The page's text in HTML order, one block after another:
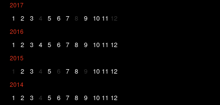
2017
1 2 3 4 5 6 7 8 9 10 11 12
2016
1 2 3 4 5 6 7 8 9 10 11 12
2015
1 2 3 4 5 6 7 8 9 10 11 12
2014
1 2 3 4 5 6 7 8 9 10 11 12